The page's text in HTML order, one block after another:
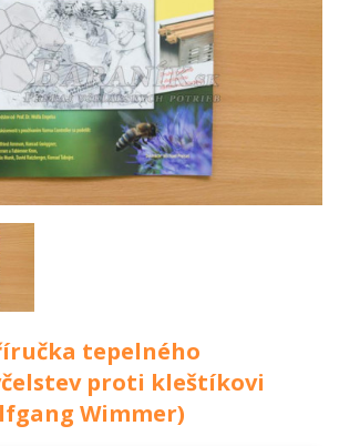
tepelného
proti kleštíkovi
Wimmer)